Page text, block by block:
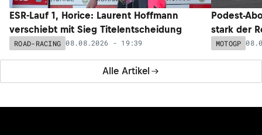
Alle Artikel
ESR-Lauf 1, Horice: Laurent Hoffmann
verschiebt mit Sieg Titelentscheidung
ROAD-RACING 08.08.2026 - 19:39
Podest-
stark der
MOTOGP